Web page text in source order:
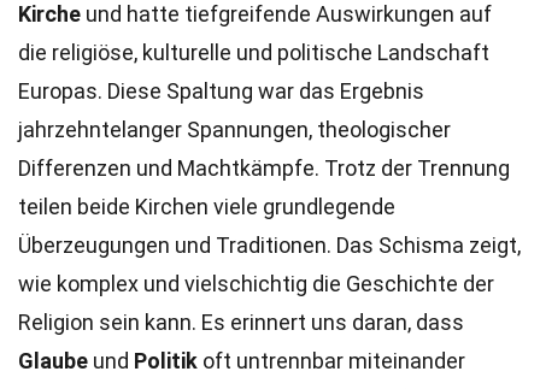
Kirche und hatte tiefgreifende Auswirkungen auf
die religiöse, kulturelle und politische Landschaft
Europas. Diese Spaltung war das Ergebnis
jahrzehntelanger Spannungen, theologischer
Differenzen und Machtkämpfe. Trotz der Trennung
teilen beide Kirchen viele grundlegende
Überzeugungen und Traditionen. Das Schisma zeigt,
wie komplex und vielschichtig die Geschichte der
Religion sein kann. Es erinnert uns daran, dass
Glaube und Politik oft untrennbar miteinander